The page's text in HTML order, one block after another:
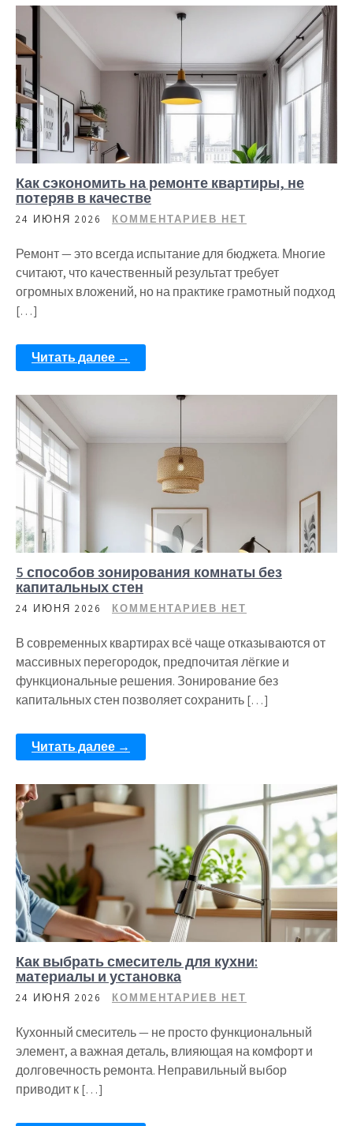
Как сэкономить на ремонте квартиры, не
потеряв в качестве
24 ИЮНЯ 2026 КОММЕНТАРИЕВ НЕТ
Ремонт — это всегда испытание для бюджета. Многие
считают, что качественный результат требует
огромных вложений, но на практике грамотный подход
[…]
Читать далее →
5 способов зонирования комнаты без
капитальных стен
24 ИЮНЯ 2026 КОММЕНТАРИЕВ НЕТ
В современных квартирах всё чаще отказываются от
массивных перегородок, предпочитая лёгкие и
функциональные решения. Зонирование без
капитальных стен позволяет сохранить […]
Читать далее →
Как выбрать смеситель для кухни:
материалы и установка
24 ИЮНЯ 2026 КОММЕНТАРИЕВ НЕТ
Кухонный смеситель — не просто функциональный
элемент, а важная деталь, влияющая на комфорт и
долговечность ремонта. Неправильный выбор
приводит к […]